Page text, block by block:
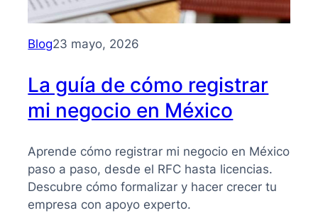
Blog23 mayo, 2026
La guía de cómo registrar
mi negocio en México
Aprende cómo registrar mi negocio en México
paso a paso, desde el RFC hasta licencias.
Descubre cómo formalizar y hacer crecer tu
empresa con apoyo experto.